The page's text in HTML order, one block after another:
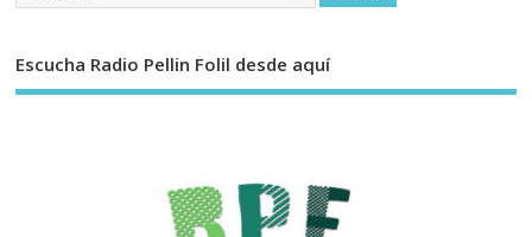
Escucha Radio Pellin Folil desde aquí